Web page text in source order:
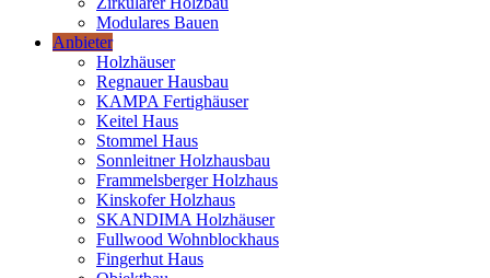
Modulares Bauen
Anbieter
Holzhäuser
Regnauer Hausbau
KAMPA Fertighäuser
Keitel Haus
Stommel Haus
Sonnleitner Holzhausbau
Frammelsberger Holzhaus
Kinskofer Holzhaus
SKANDIMA Holzhäuser
Fullwood Wohnblockhaus
Fingerhut Haus